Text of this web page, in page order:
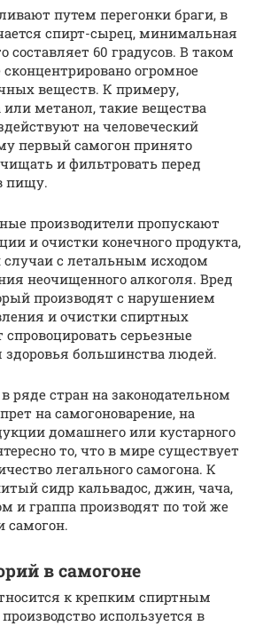
путем перегонки браги, в
спирт-сырец, минимальная
составляет 60 градусов. В таком
огромное
веществ. К примеру,
метанол, такие вещества
на человеческий
первый самогон принято
и фильтровать перед
пищу.
производители пропускают
и очистки конечного продукта,
случаи с летальным исходом
неочищенного алкоголя. Вред
производят с нарушением
и очистки спиртных
серьезные
здоровья большинства людей.
ряде стран на законодательном
на самогоноварение, на
домашнего или кустарного
то, что в мире существует
легального самогона. К
сидр кальвадос, джин, чача,
и граппа производят по той же
самогон.
в самогоне
к крепким спиртным
используется в